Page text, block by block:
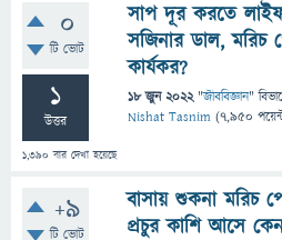
0
টি ভোট
1
উত্তর
1,390 বার দেখা হয়েছে
সাপ দূর করতে
সজিনার ডাল,
কার্যকর?
18 জুন 2022 "জীববিজ্ঞান"
Nishat Tasnim (7,950
+9
টি ভোট
বাসায় শুকনা মরিচ
প্রচুর কাশি আসে